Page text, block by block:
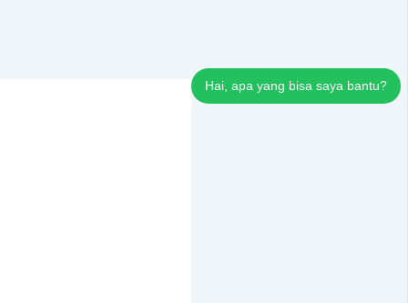
Hai, apa yang bisa saya bantu?